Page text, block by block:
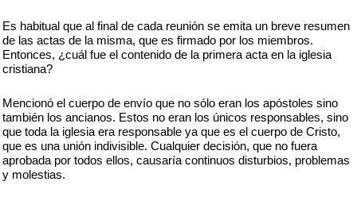
Es habitual que al final de cada reunión se emita un breve resumen
de las actas de la misma, que es firmado por los miembros.
Entonces, ¿cuál fue el contenido de la primera acta en la iglesia
cristiana?
Mencionó el cuerpo de envío que no sólo eran los apóstoles sino
también los ancianos. Estos no eran los únicos responsables, sino
que toda la iglesia era responsable ya que es el cuerpo de Cristo,
que es una unión indivisible. Cualquier decisión, que no fuera
aprobada por todos ellos, causaría continuos disturbios, problemas
y molestias.